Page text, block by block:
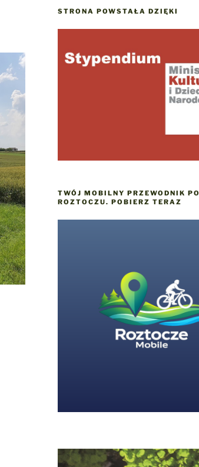
STRONA POWSTAŁA DZIĘKI
TWÓJ MOBILNY PRZEWODNIK PO
ROZTOCZU. POBIERZ TERAZ